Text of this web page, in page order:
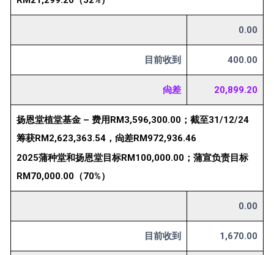
0.00
目前收到 400.00
尙差 20,899.20
扬恩堂植堂基金 – 费用RM3,596,300.00；截至31/12/24
筹获RM2,623,363.54，尙差RM972,936.46
2025蒲种堂和扬恩堂目标RM100,000.00；蒲宣负责目标
RM70,000.00（70%）
0.00
目前收到 1,670.00